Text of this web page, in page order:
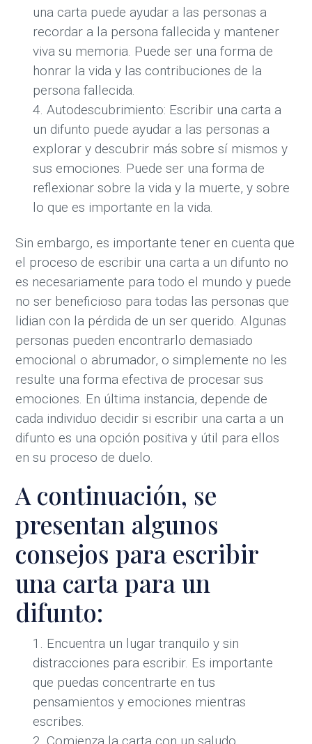
una carta puede ayudar a las personas a
recordar a la persona fallecida y mantener
viva su memoria. Puede ser una forma de
honrar la vida y las contribuciones de la
persona fallecida.
Autodescubrimiento: Escribir una carta a
un difunto puede ayudar a las personas a
explorar y descubrir más sobre sí mismos y
sus emociones. Puede ser una forma de
reflexionar sobre la vida y la muerte, y sobre
lo que es importante en la vida.
Sin embargo, es importante tener en cuenta que
el proceso de escribir una carta a un difunto no
es necesariamente para todo el mundo y puede
no ser beneficioso para todas las personas que
lidian con la pérdida de un ser querido. Algunas
personas pueden encontrarlo demasiado
emocional o abrumador, o simplemente no les
resulte una forma efectiva de procesar sus
emociones. En última instancia, depende de
cada individuo decidir si escribir una carta a un
difunto es una opción positiva y útil para ellos
en su proceso de duelo.
A continuación, se
presentan algunos
consejos para escribir
una carta para un
difunto:
Encuentra un lugar tranquilo y sin
distracciones para escribir. Es importante
que puedas concentrarte en tus
pensamientos y emociones mientras
escribes.
Comienza la carta con un saludo